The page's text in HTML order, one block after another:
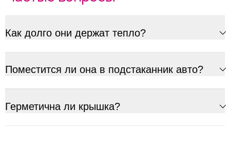
Как долго они держат тепло?
Поместится ли она в подстаканник авто?
Герметична ли крышка?